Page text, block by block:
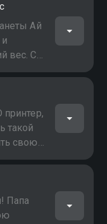
Ай
вес. С
принтер,
такой
свою
Папа